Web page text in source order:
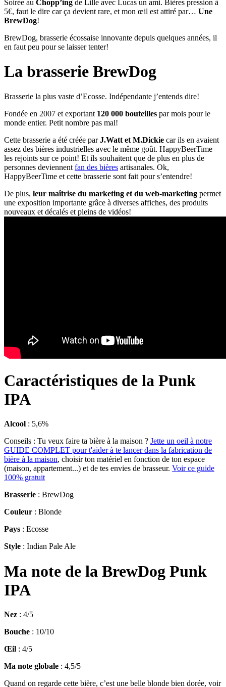
Soirée au Chopp’ing de Lille avec Lucas un ami. Bières pression à
5€, faut le dire car ça devient rare, et mon œil est attiré par… Une
BrewDog!
BrewDog, brasserie écossaise innovante depuis quelques années, il
en faut peu pour se laisser tenter!
La brasserie BrewDog
Brasserie la plus vaste d’Ecosse. Indépendante j’entends dire!
Fondée en 2007 et exportant 120 000 bouteilles par mois pour le
monde entier. Petit nombre pas mal!
Cette brasserie a été créée parJ.Watt et M.Dickie car ils en avaient
assez des bières industrielles avec le même goût. HappyBeerTime
les rejoints sur ce point! Et ils souhaitent que de plus en plus de
personnes deviennent fan des bières artisanales. Ok,
HappyBeerTime et cette brasserie sont fait pour s’entendre!
De plus, leur maîtrise du marketing et du web-marketing permet
une exposition importante grâce à diverses affiches, des produits
nouveaux et décalés et pleins de vidéos!
Caractéristiques de la Punk
IPA
Alcool : 5,6%
Conseils : Tu veux faire ta bière à la maison ? Jette un oeil à notre
GUIDE COMPLET pour t'aider à te lancer dans la fabrication de
bière à la maison, choisir ton matériel en fonction de ton espace
(maison, appartement...) et de tes envies de brasseur. Voir ce guide
100% gratuit
Brasserie : BrewDog
Couleur : Blonde
Pays : Ecosse
Style : Indian Pale Ale
Ma note de la BrewDog Punk
IPA
Nez : 4/5
Bouche : 10/10
Œil : 4/5
Ma note globale : 4,5/5
Quand on regarde cette bière, c’est une belle blonde bien dorée, voir